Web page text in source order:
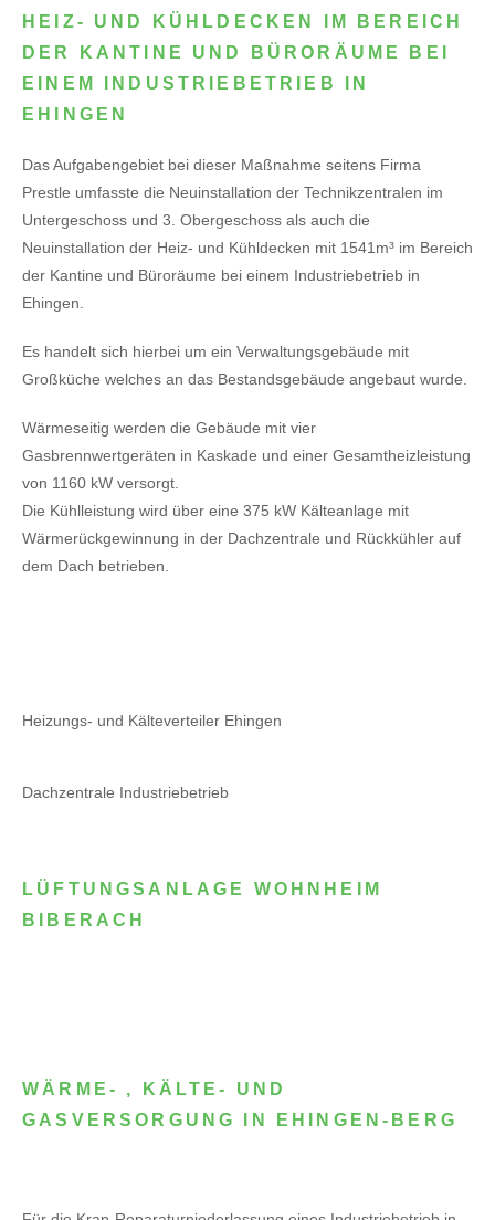
HEIZ- UND KÜHLDECKEN IM BEREICH
DER KANTINE UND BÜRORÄUME BEI
EINEM INDUSTRIEBETRIEB IN
EHINGEN
Das Aufgabengebiet bei dieser Maßnahme seitens Firma
Prestle umfasste die Neuinstallation der Technikzentralen im
Untergeschoss und 3. Obergeschoss als auch die
Neuinstallation der Heiz- und Kühldecken mit 1541m³ im Bereich
der Kantine und Büroräume bei einem Industriebetrieb in
Ehingen.
Es handelt sich hierbei um ein Verwaltungsgebäude mit
Großküche welches an das Bestandsgebäude angebaut wurde.
Wärmeseitig werden die Gebäude mit vier
Gasbrennwertgeräten in Kaskade und einer Gesamtheizleistung
von 1160 kW versorgt.
Die Kühlleistung wird über eine 375 kW Kälteanlage mit
Wärmerückgewinnung in der Dachzentrale und Rückkühler auf
dem Dach betrieben.
Heizungs- und Kälteverteiler Ehingen
Dachzentrale Industriebetrieb
LÜFTUNGSANLAGE WOHNHEIM
BIBERACH
WÄRME- , KÄLTE- UND
GASVERSORGUNG IN EHINGEN-BERG